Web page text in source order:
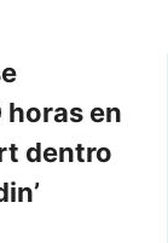
horas en
dentro